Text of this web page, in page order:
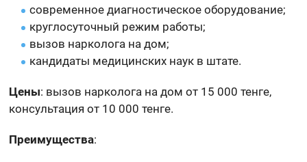
современное диагностическое оборудование;
круглосуточный режим работы;
вызов нарколога на дом;
кандидаты медицинских наук в штате.
Цены: вызов нарколога на дом от 15 000 тенге,
консультация от 10 000 тенге.
Преимущества: